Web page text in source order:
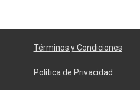
Términos y Condiciones
Política de Privacidad